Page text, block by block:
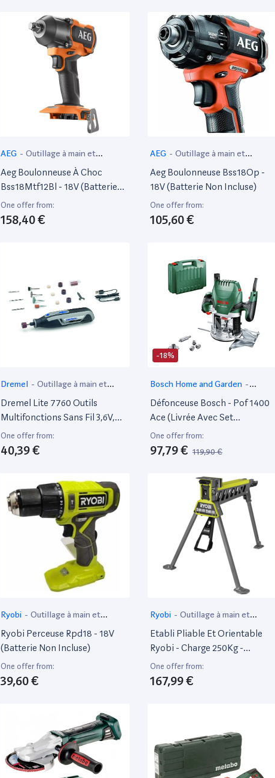
AEG - Outillage à main et
électroportatif
Aeg Boulonneuse À Choc
Bss18Mtf12Bl - 18V (Batterie
Non Incluse)
One offer from:
158,40 €
AEG - Outillage à main et
électroportatif
Aeg Boulonneuse Bss18Op -
18V (Batterie Non Incluse)
One offer from:
105,60 €
Dremel - Outillage à main et
électroportatif
Dremel Lite 7760 Outils
Multifonctions Sans Fil 3,6V,
Batterie Li-Ion, 15 Accessoires
Et Plage De Rotation Variable
8000-25000 Tours/Min Pour
Nettoyer, Polir
One offer from:
40,39 €
-18%
Bosch Home and Garden -
Défonseuse
Défonceuse Bosch - Pof 1400
Ace (Livrée Avec Set
D'Accessoires, Régulation
Électronique Constante,
Réglage De La Profondeur De
Fraisage Et Éclairage)
One offer from:
97,79 € 119,90 €
Ryobi - Outillage à main et
électroportatif
Ryobi Perceuse Rpd18 - 18V
(Batterie Non Incluse)
One offer from:
39,60 €
Ryobi - Outillage à main et
électroportatif
Etabli Pliable Et Orientable
Ryobi - Charge 250Kg -
Rstsj150
One offer from:
167,99 €